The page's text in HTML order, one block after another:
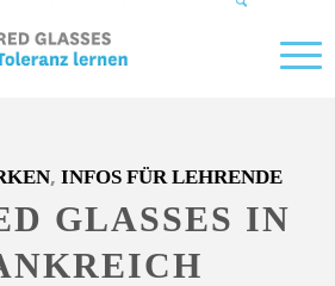
, INFOS FÜR LEHRENDE
GLASSES IN